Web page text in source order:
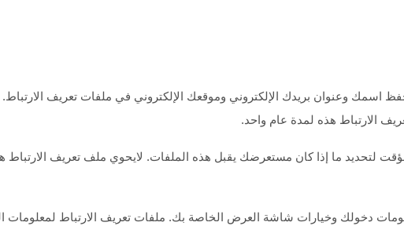
اسمك وعنوان بريدك الإلكتروني وموقعك الإلكتروني في ملفات تعريف
الارتباط هذه لمدة عام واحد.
لتحديد ما إذا كان مستعرضك يقبل هذه الملفات. لايحوي ملف تعريف الارتباط
دخولك وخيارات شاشة العرض الخاصة بك. ملفات تعريف الارتباط لمعلومات